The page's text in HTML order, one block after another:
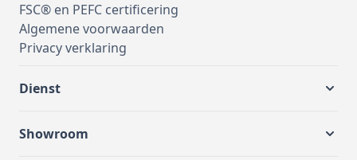
FSC® en PEFC certificering
Algemene voorwaarden
Privacy verklaring
Dienst
Showroom